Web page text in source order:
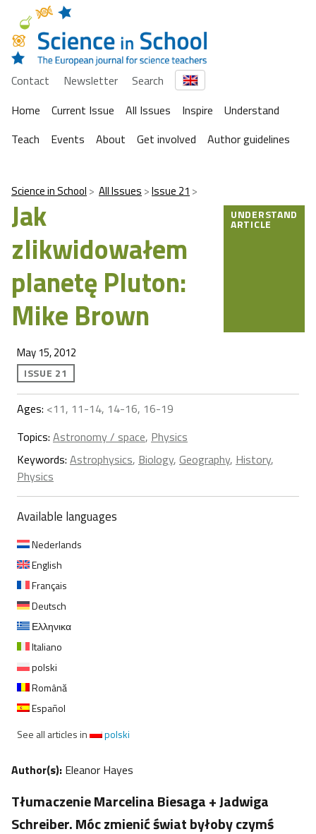
Contact Newsletter
Search
Home
Current Issue All Issues Inspire
Understand
Teach
Events About Get involved Author guidelines
Science in School All Issues Issue 21
Jak
zlikwidowałem
planetę Pluton:
Mike Brown
UNDERSTAND
ARTICLE
May 15, 2012
ISSUE 21
Ages: <11, 11-14, 14-16, 16-19
Topics: Astronomy / space, Physics
Keywords: Astrophysics, Biology, Geography, History,
Physics
Available languages
Nederlands
English
Français
Deutsch
Ελληνικα
Italiano
polski
Română
Español
See all articles in
polski
Author(s): Eleanor Hayes
Tłumaczenie Marcelina Biesaga + Jadwiga
Schreiber. Móc zmienić świat byłoby czymś